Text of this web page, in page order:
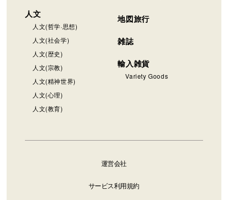
人文
人文(哲学·思想)
人文(社会学)
人文(歴史)
人文(宗教)
人文(精神世界)
人文(心理)
人文(教育)
地図旅行
雑誌
輸入雑貨
Variety Goods
運営会社
サービス利用規約